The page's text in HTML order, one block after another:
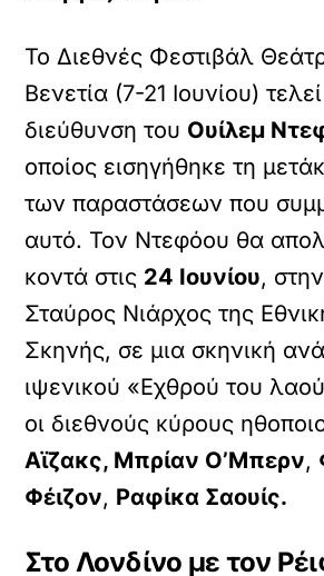
Το Διεθνές Φεστιβάλ
Βενετία (7-21 Ιουνίου)
διεύθυνση του Ουίλεμ
οποίος εισηγήθηκε τη
των παραστάσεων που
αυτό. Τον Ντεφόου θα
κοντά στις 24 Ιουνίου,
Σταύρος Νιάρχος της
Σκηνής, σε μια σκηνική
ιψενικού «Εχθρού του
οι διεθνούς κύρους
Αϊζακς, Μπρίαν Ο’Μπερν,
Φέιζον, Ραφίκα Σαουίς.
Στο Λονδίνο με τον